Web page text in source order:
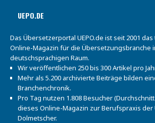
UEPO.DE
Das Übersetzerportal UEPO.de ist seit 2001
Online-Magazin für die Übersetzungsbranche
deutschsprachigen Raum.
Wir veröffentlichen 250 bis 300 Artikel pro
Mehr als 5.200 archivierte Beiträge bilden
Branchenchronik.
Pro Tag nutzen 1.808 Besucher (Durchschnitt
dieses Online-Magazin zur Berufspraxis
Dolmetscher.